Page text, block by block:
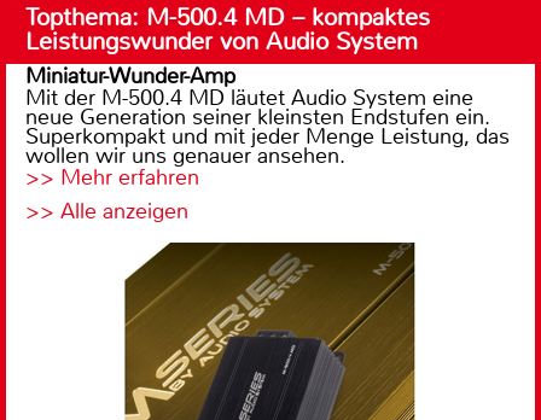
Topthema: M-500.4 MD – kompaktes
Leistungswunder von Audio System
Miniatur-Wunder-Amp
Mit der M-500.4 MD läutet Audio System eine
neue Generation seiner kleinsten Endstufen ein.
Superkompakt und mit jeder Menge Leistung, das
wollen wir uns genauer ansehen.
>> Mehr erfahren
>> Alle anzeigen